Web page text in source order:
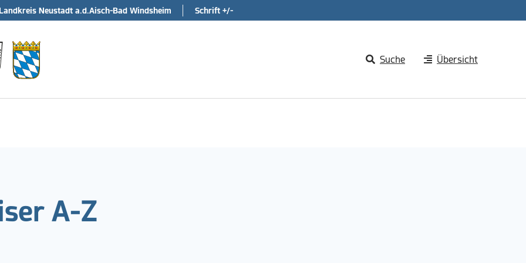
Neustadt a.d.Aisch-Bad Windsheim Schrift +/-
Suche Übersicht
A-Z